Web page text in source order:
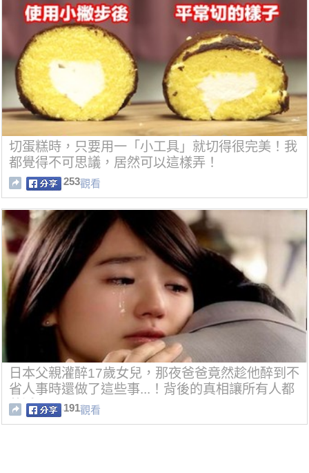
切蛋糕時，只要用一「小工具」就切得很完美！我
都覺得不可思議，居然可以這樣弄！
253觀看
日本父親灌醉17歲女兒，那夜爸爸竟然趁他醉到不
省人事時還做了這些事...！背後的真相讓所有人都
落淚了... 191觀看